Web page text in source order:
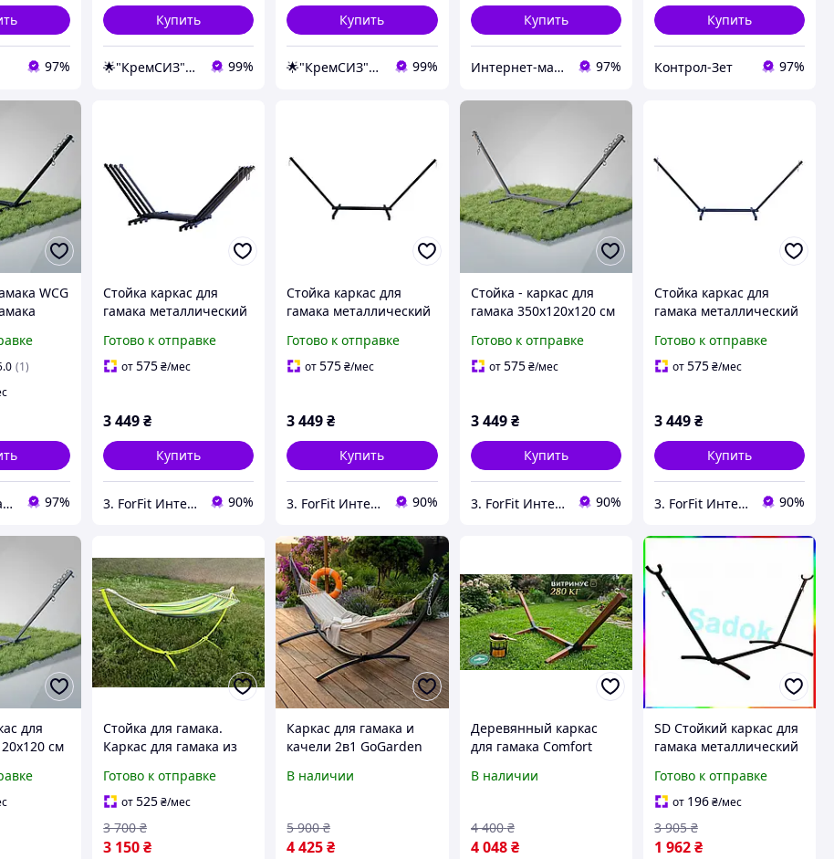
97%
Купить
🌟"КремСИЗ"Интернет-магазин 99%
Купить
🌟"КремСИЗ"Интернет-магазин 99%
Купить
Интернет-магазин "TRENAZHERY" 97%
Купить
Контрол-Зет 97%
WCG
(1)
Интернет-магазин "TRENAZHERY" 97%
Стойка каркас для
гамака металлический
50х50 мм разборный
для дома, улицы, сада с
Готово к отправке
от575₴/мес
3 449₴
Купить
3. ForFit Интернет-магазин спортивных товаров 90%
Стойка каркас для
гамака металлический
50х50 черный мат
разборной для дома,
Готово к отправке
от575₴/мес
3 449₴
Купить
3. ForFit Интернет-магазин спортивных товаров 90%
Стойка - каркас для
гамака 350х120х120 см
металлическая для
дома, сада, пляжа с
Готово к отправке
от575 ₴/мес
3 449 ₴
Купить
3. ForFit Интернет-магазин спортивных товаров 90%
Стойка каркас для
гамака металлический
50х50 мм графит для
дома, улицы, сада с
Готово к отправке
от575₴/мес
3 449₴
Купить
3. ForFit Интернет-магазин спортивных товаров 90%
для
см
для
и
Стойка для гамака.
Каркас для гамака из
производство.
Готово к отправке
от525₴/мес
3 150₴
3 700 ₴
Каркас для гамака и
качели 2в1 GoGarden
металлический
В наличии
4 425₴
5 900 ₴
Деревянный каркас
для гамака Comfort
раскладная рама для
В наличии
4 048 ₴
4 400 ₴
SD Стойкий каркас для
гамака металлический
развлечений Sadok top
250 кг надежная
конструкция Sad-
Готово к отправке
от 196₴/мес
1 962₴
3 905 ₴